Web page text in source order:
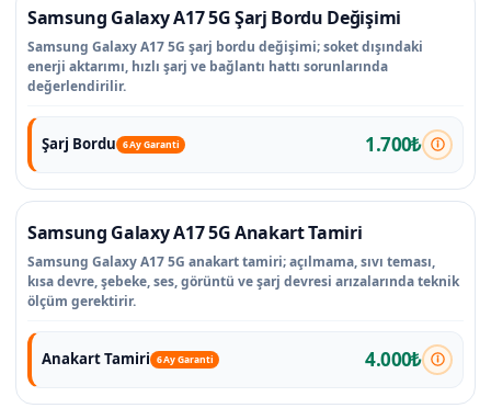
Samsung Galaxy A17 5G Şarj Bordu Değişimi
Samsung Galaxy A17 5G şarj bordu değişimi; soket dışındaki
enerji aktarımı, hızlı şarj ve bağlantı hattı sorunlarında
değerlendirilir.
Şarj Bordu 6 Ay Garanti 1.700₺
Samsung Galaxy A17 5G Anakart Tamiri
Samsung Galaxy A17 5G anakart tamiri; açılmama, sıvı teması,
kısa devre, şebeke, ses, görüntü ve şarj devresi arızalarında teknik
ölçüm gerektirir.
Anakart Tamiri 6 Ay Garanti 4.000₺